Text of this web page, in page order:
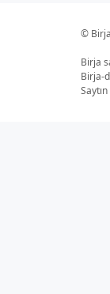
©
Birja
Birja-